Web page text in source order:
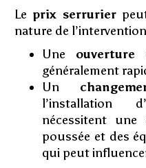
Le prix serrurier
nature de
Une ouverture
généralement
Un
l’installation
nécessitent une
poussée et des
qui peut